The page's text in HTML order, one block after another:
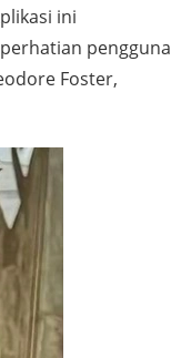
ini
pengguna
Foster,